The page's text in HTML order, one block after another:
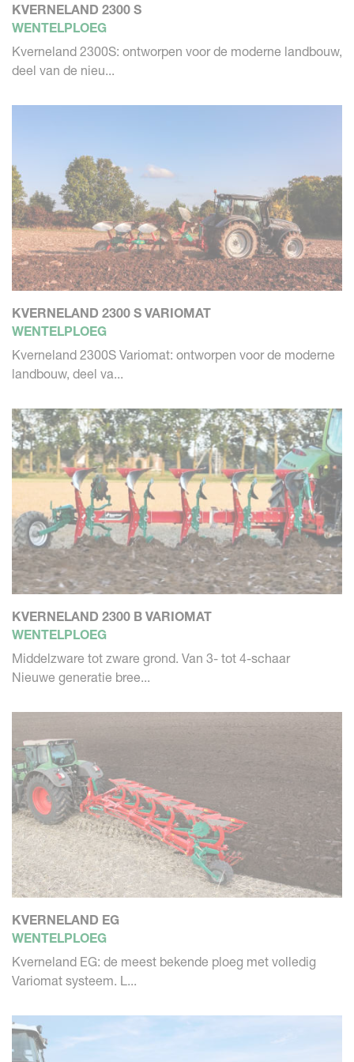
KVERNELAND 2300 S
WENTELPLOEG
Kverneland 2300S: ontworpen voor de moderne landbouw,
deel van de nieu...
KVERNELAND 2300 S VARIOMAT
WENTELPLOEG
Kverneland 2300S Variomat: ontworpen voor de moderne
landbouw, deel va...
KVERNELAND 2300 B VARIOMAT
WENTELPLOEG
Middelzware tot zware grond. Van 3- tot 4-schaar
Nieuwe generatie bree...
KVERNELAND EG
WENTELPLOEG
Kverneland EG: de meest bekende ploeg met volledig
Variomat systeem. L...